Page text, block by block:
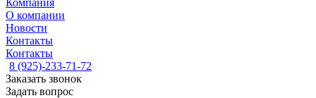
Компания
О компании
Новости
Контакты
Контакты
8 (925)-233-71-72
Заказать звонок
Задать вопрос